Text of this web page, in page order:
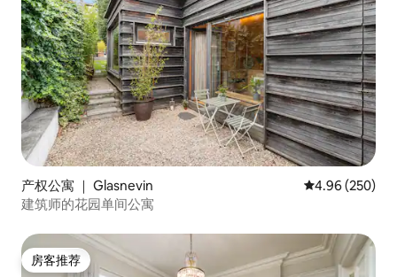
产权公寓 ｜ Glasnevin 平均评分 4.96
4.96 (250)
建筑师的花园单间公寓
房客推荐
房客推荐